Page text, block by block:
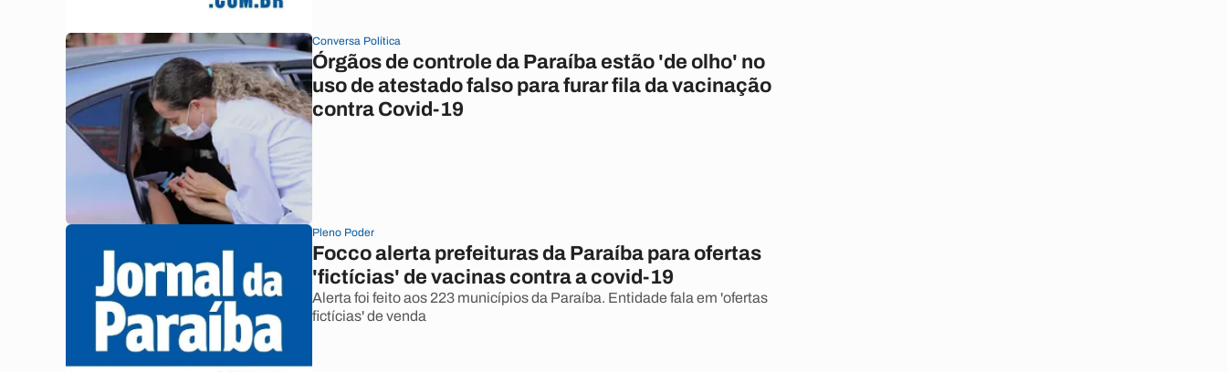
Conversa Política
Órgãos de controle da Paraíba estão 'de olho' no
uso de atestado falso para furar fila da vacinação
contra Covid-19
Pleno Poder
Focco alerta prefeituras da Paraíba para ofertas
'fictícias' de vacinas contra a covid-19
Alerta foi feito aos 223 municípios da Paraíba. Entidade fala em 'ofertas
fictícias' de venda